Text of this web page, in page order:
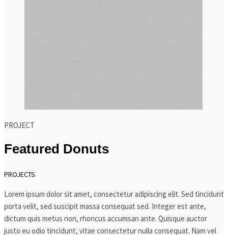
PROJECT
Featured Donuts
PROJECTS
Lorem ipsum dolor sit amet, consectetur adipiscing elit. Sed tincidunt
porta velit, sed suscipit massa consequat sed. Integer est ante,
dictum quis metus non, rhoncus accumsan ante. Quisque auctor
justo eu odio tincidunt, vitae consectetur nulla consequat. Nam vel